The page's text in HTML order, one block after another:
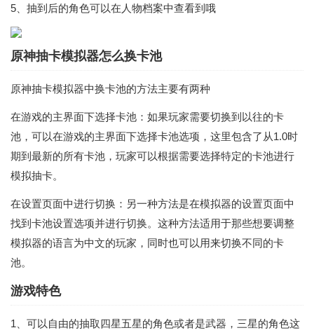
5、抽到后的角色可以在人物档案中查看到哦
原神抽卡模拟器怎么换卡池
原神抽卡模拟器中换卡池的方法主要有两种
在游戏的主界面下选择卡池：如果玩家需要切换到以往的卡
池，可以在游戏的主界面下选择卡池选项，这里包含了从1.0时
期到最新的所有卡池，玩家可以根据需要选择特定的卡池进行
模拟抽卡。
在设置页面中进行切换：另一种方法是在模拟器的设置页面中
找到卡池设置选项并进行切换。这种方法适用于那些想要调整
模拟器的语言为中文的玩家，同时也可以用来切换不同的卡
池。
游戏特色
1、可以自由的抽取四星五星的角色或者是武器，三星的角色这